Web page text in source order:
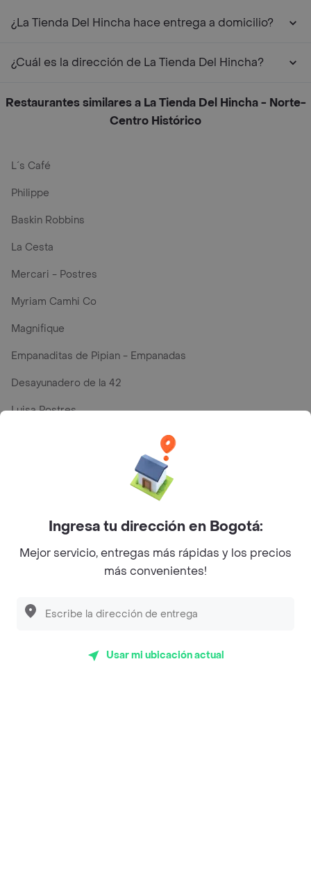
¿La Tienda Del Hincha hace entrega a domicilio?
¿Cuál es la dirección de La Tienda Del Hincha?
Restaurantes similares a La Tienda Del Hincha - Norte-
Centro Histórico
L´s Café
Philippe
Baskin Robbins
La Cesta
Mercari - Postres
Myriam Camhi Co
Magnifique
Empanaditas de Pipian - Empanadas
Desayunadero de la 42
Luisa Postres
Top Marcas y Cadenas de Restaurantes
Encuéntranos en estos países
App Store Google play AppGallery
Ingresa tu dirección en Bogotá:
Mejor servicio, entregas más rápidas y los precios
más convenientes!
Usar mi ubicación actual